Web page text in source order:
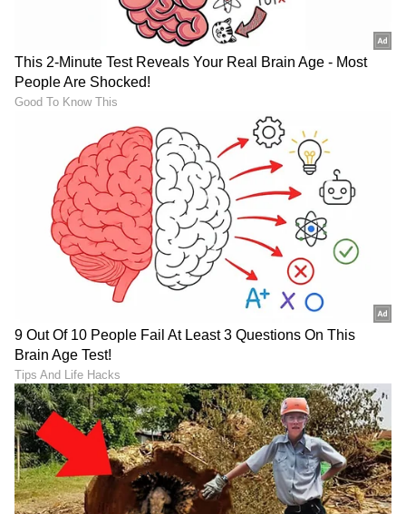
'35 ವರ್ಷ ಆದ್ಮೇಲೆ ನಾನು
ನಾನಾಗಿರಲಿಲ್ಲ, ನಿದ್ದೆ ಬರ್ತಿರಲಿಲ್ಲ':
ಹೆಣ್ಣುಮಕ್ಕಳ ಸಮಸ್ಯೆ ಬಗ್ಗೆ ನಟಿ
ರಮ್ಯಾ ಓಪನ್​ ಮಾತು
ಪತ್ನಿಯ ಓದಿಗಾಗಿ ಕೂಲಿಯನ್ನೂ
ಮಾಡಿದ, ಜಮೀನೂ ಮಾರಿದ:
ಕೆಲಸ ಸಿಕ್ಕ ಮೇಲೆ ಸತಿ
ಶಿರೋಮಣಿ ಮಾಡಿದ್ದೇನು
ಏನೇ ಆದ್ರೂ ಜನ ತಮ್ಮ ‘First
Love’ ಮರೆಯೋದೆ ಇಲ್ಲ ಯಾಕೆ?
9 to 5 ಜಾಬ್, ವರ್ಕ್-ಲೈಫ್
ಬ್ಯಾಲೆನ್ಸ್: ಭಾರತೀಯ ಪೋಷಕರು
ಮತ್ತು ಜೆನ್-ಝಿ ಯುವಕರ ನಡುವೆ
ಸಮರ!
LATEST VIDEOS